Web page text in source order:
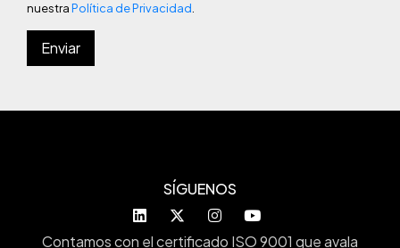
nuestraPolítica de Privacidad.
SÍGUENOS
Contamos con el certificado ISO 9001 que avala